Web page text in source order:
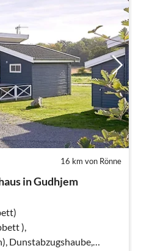
16 km von Rönne
in Gudhjem
),
Dunstabzugshaube,